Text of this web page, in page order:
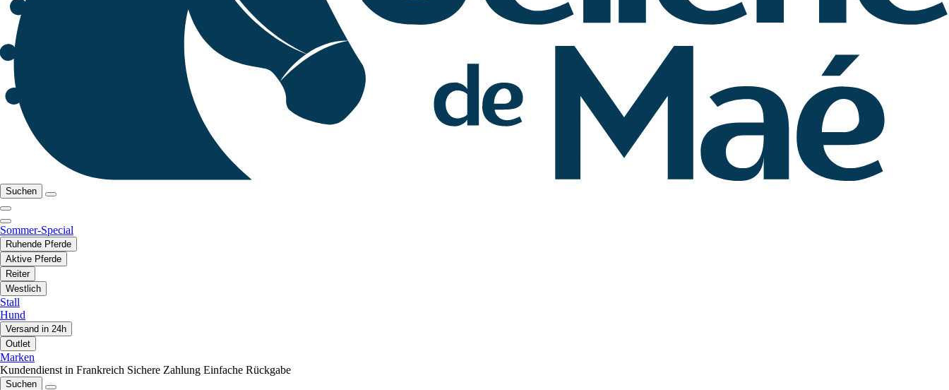
Suchen
Sommer-Special
Ruhende Pferde
Aktive Pferde
Reiter
Westlich
Stall
Hund
Versand in 24h
Outlet
Marken
Kundendienst in Frankreich Sichere Zahlung Einfache Rückgabe
Suchen